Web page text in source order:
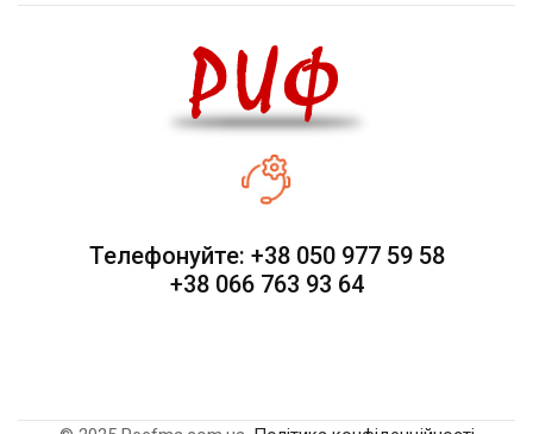
Телефонуйте: +38 050 977 59 58
+38 066 763 93 64